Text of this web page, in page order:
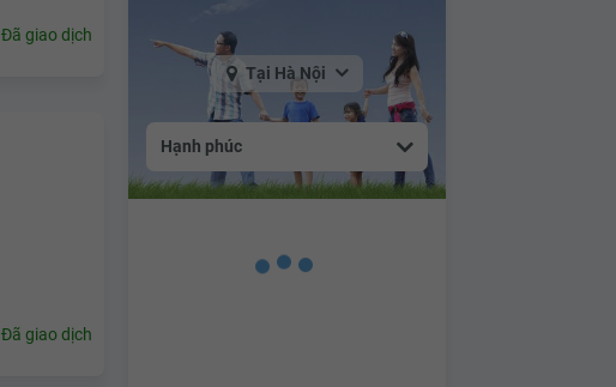
Đã giao dịch
Đã giao dịch
Tại Hà Nội
Hạnh phúc